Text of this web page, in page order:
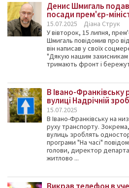
Денис Шмигаль подав
посади прем'єр-
15.07.2025
Діана Струк
У вівторок, 15 липня,
Шмигаль повідомив про
він написав у своїх
"Дякую нашим захисникам
тримають фронт і
В Івано-Франківську
вулиці Надрічній
15.07.2025
В Івано-Франківську на
руху транспорту.
вулиць зроблять
програми "На часі"
голови, директор
житлово ...